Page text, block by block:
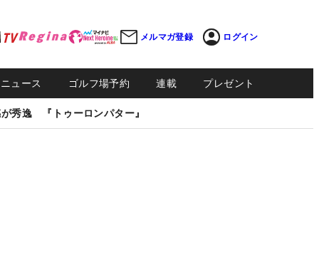
メルマガ登録 ログイン
ュース ゴルフ場予約 連載 プレゼント
秀逸 『トゥーロンパター』